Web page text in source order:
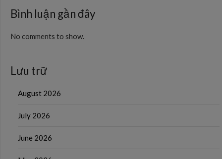
Bình luận gần đây
No comments to show.
Lưu trữ
August 2026
July 2026
June 2026